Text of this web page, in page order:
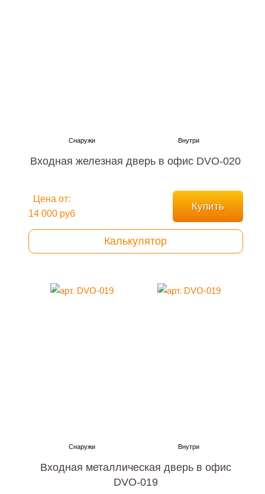
Входная железная дверь в офис DVO-020
Цена от:
14 000 руб
Купить
Калькулятор
Входная металлическая дверь в офис
DVO-019